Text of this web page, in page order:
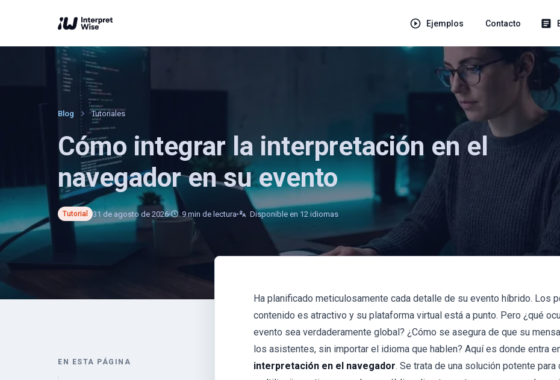
Ejemplos Contacto
Blog Tutoriales
Cómo integrar la interpretación en el
navegador en su evento
Tutorial 31 de agosto de 2026 9 min de lectura Disponible en 12 idiomas
EN ESTA PÁGINA
Ha planificado meticulosamente cada detalle de su evento híbrido. Los
contenido es atractivo y su plataforma virtual está a punto. Pero ¿qué
evento sea verdaderamente global? ¿Cómo se asegura de que su
los asistentes, sin importar el idioma que hablen? Aquí es donde entra
interpretación en el navegador. Se trata de una solución potente para